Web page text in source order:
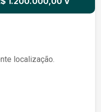
localização.